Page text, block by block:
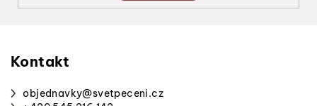
Kontakt
objednavky@svetpeceni.cz